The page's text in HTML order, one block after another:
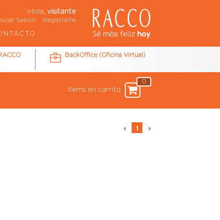
¡Hola, visitante
Sesion Registrarte
BackOffice (Oficina Virtual)
0
items en carrito
1